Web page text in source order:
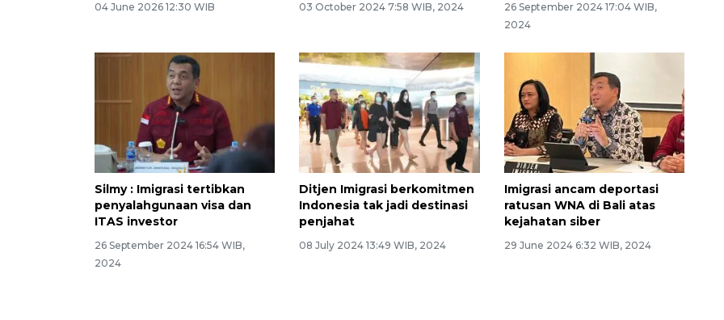
04 June 2026 12:30 WIB 03 October 2024 7:58 WIB, 2024
26 September 2024 17:04 WIB,
2024
Silmy : Imigrasi tertibkan
penyalahgunaan visa dan
ITAS investor
26 September 2024 16:54 WIB,
2024
Ditjen Imigrasi berkomitmen
Indonesia tak jadi destinasi
penjahat
08 July 2024 13:49 WIB, 2024
Imigrasi ancam deportasi
ratusan WNA di Bali atas
kejahatan siber
29 June 2024 6:32 WIB, 2024